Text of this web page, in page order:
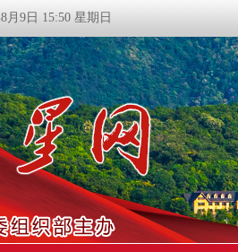
月9日 15:50 星期日